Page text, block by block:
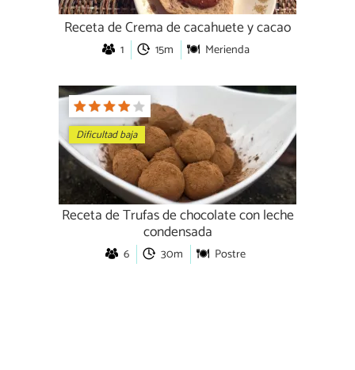
Receta de Crema de cacahuete y cacao
1 15m Merienda
Dificultad baja
Receta de Trufas de chocolate con leche
condensada
6 30m Postre